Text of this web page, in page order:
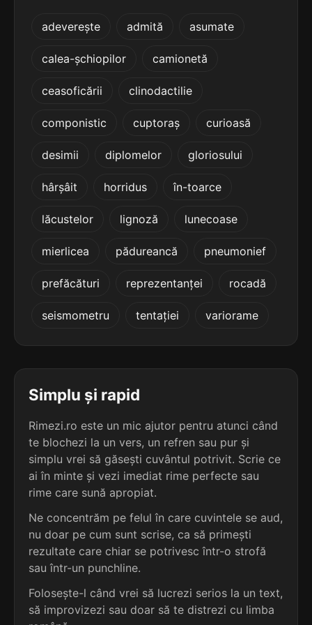
efracție
olfacție
redacție
5
terminație: acție
e-frac-ți-e
terminație: racție
tranzac-ție
5
11 lit.
calefacție
5
10 lit.
rarefacție
5
4 sil.
adeverește admită asumate
calea-șchiopilor camionetă
ceasoficării clinodactilie
componistic cuptoraș curioasă
desimii diplomelor gloriosului
hârșâit horridus în-toarce
lăcustelor lignoză lunecoase
mierlicea pădureancă pneumonief
prefăcături reprezentanței rocadă
seismometru tentației variorame
Simplu și rapid
Rimezi.ro este un mic ajutor pentru atunci când
te blochezi la un vers, un refren sau pur și
simplu vrei să găsești cuvântul potrivit. Scrie ce
ai în minte și vezi imediat rime perfecte sau
rime care sună apropiat.
Ne concentrăm pe felul în care cuvintele se aud,
nu doar pe cum sunt scrise, ca să primești
rezultate care chiar se potrivesc într-o strofă
sau într-un punchline.
Folosește-l când vrei să lucrezi serios la un text,
să improvizezi sau doar să te distrezi cu limba